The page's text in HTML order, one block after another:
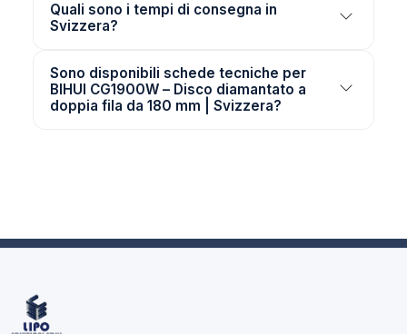
Quali sono i tempi di consegna in
Svizzera?
Sono disponibili schede tecniche per
BIHUI CG1900W – Disco diamantato a
doppia fila da 180 mm | Svizzera?